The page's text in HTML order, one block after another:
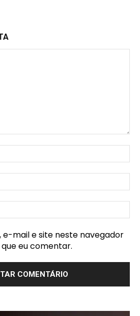
e-mail e site neste navegador
eu comentar.